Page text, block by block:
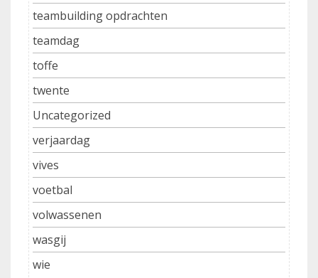
teambuilding opdrachten
teamdag
toffe
twente
Uncategorized
verjaardag
vives
voetbal
volwassenen
wasgij
wie